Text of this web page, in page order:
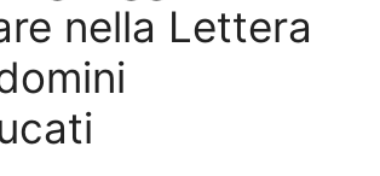
nella Lettera